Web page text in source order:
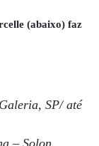
(abaixo) faz
SP/ até
– Solon